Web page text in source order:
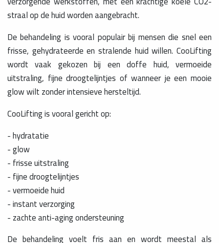
straal op de huid worden aangebracht.
De behandeling is vooral populair bij mensen die snel een
frisse, gehydrateerde en stralende huid willen. CooLifting
wordt vaak gekozen bij een doffe huid, vermoeide
uitstraling, fijne droogtelijntjes of wanneer je een mooie
glow wilt zonder intensieve hersteltijd.
CooLifting is vooral gericht op:
- hydratatie
- glow
- frisse uitstraling
- fijne droogtelijntjes
- vermoeide huid
- instant verzorging
- zachte anti-aging ondersteuning
De behandeling voelt fris aan en wordt meestal als